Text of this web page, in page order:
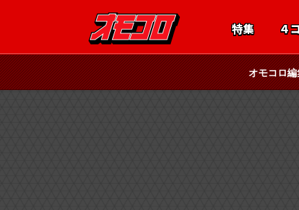
特集 ４
オモコロ